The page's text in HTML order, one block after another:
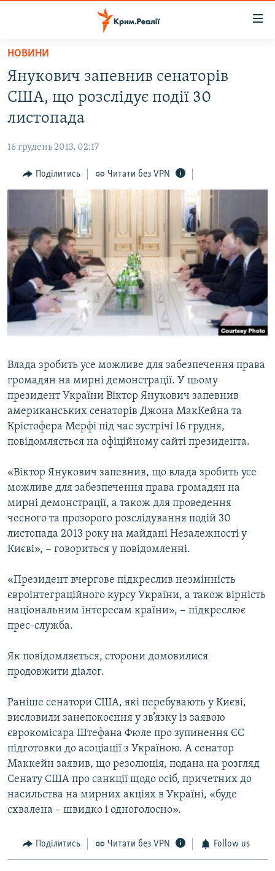
Перейти
основного
матеріалу
до
основної
навігації
Перейти
до
ВОДА.КРИМ
ВІДЕО ТА ФОТО
БЛОГИ
ПОГЛЯД
СПЕЦПРОЕКТИ
ДЕПОРТАЦІЯ
ВІДЕОУРОКИ «ELIFBE»
СВІДЧЕННЯ ОКУПАЦІЇ
УКРАЇНСЬКА ПРОБЛЕМА КРИМУ
ЯК ОБІЙТИ БЛОКУВАННЯ
Русский
Qırımtatar
Усі сайти RFE/RL
НОВИНИ
Янукович запевнив сенаторів
США, що розслідує події 30
листопада
16 грудень 2013, 02:17
Поділитись Читати без VPN
Влада зробить усе можливе для забезпечення права
громадян на мирні демонстрації. У цьому
президент України Віктор Янукович запевнив
американських сенаторів Джона МакКейна та
Крістофера Мерфі під час зустрічі 16 грудня,
повідомляється на офіційному сайті президента.
«Віктор Янукович запевнив, що влада зробить усе
можливе для забезпечення права громадян на
мирні демонстрації, а також для проведення
чесного та прозорого розслідування подій 30
листопада 2013 року на майдані Незалежності у
Києві», − говориться у повідомленні.
«Президент вчергове підкреслив незмінність
євроінтеграційного курсу України, а також вірність
національним інтересам країни», − підкреслює
прес-служба.
Як повідомляється, сторони домовилися
продовжити діалог.
Раніше сенатори США, які перебувають у Києві,
висловили занепокоєння у зв’язку із заявою
єврокомісара Штефана Фюле про зупинення ЄС
підготовки до асоціації з Україною. А сенатор
Маккейн заявив, що резолюція, подана на розгляд
Сенату США про санкції щодо осіб, причетних до
насильства на мирних акціях в Україні, «буде
схвалена – швидко і одноголосно».
Поділитись Читати без VPN Follow us